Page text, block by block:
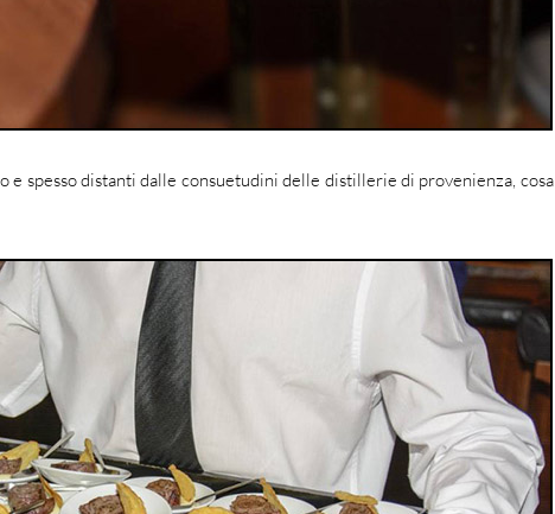
spesso distanti dalle consuetudini delle distillerie di provenienza, cosa